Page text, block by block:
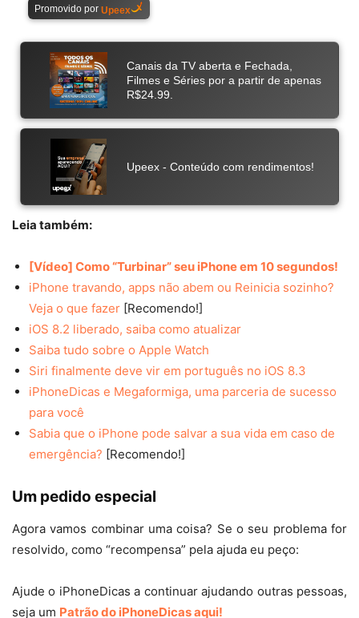
Leia também:
[Vídeo] Como “Turbinar” seu iPhone em 10 segundos!
iPhone travando, apps não abem ou Reinicia sozinho?
Veja o que fazer [Recomendo!]
iOS 8.2 liberado, saiba como atualizar
Saiba tudo sobre o Apple Watch
Siri finalmente deve vir em português no iOS 8.3
iPhoneDicas e Megaformiga, uma parceria de sucesso
para você
Sabia que o iPhone pode salvar a sua vida em caso de
emergência? [Recomendo!]
Um pedido especial
Agora vamos combinar uma coisa? Se o seu problema for
resolvido, como “recompensa” pela ajuda eu peço:
Ajude o iPhoneDicas a continuar ajudando outras pessoas,
seja um Patrão do iPhoneDicas aqui!